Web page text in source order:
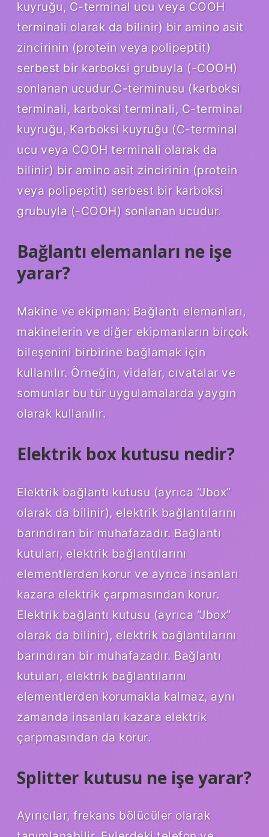
kuyruğu, C-terminal ucu veya COOH
terminali olarak da bilinir) bir amino asit
zincirinin (protein veya polipeptit)
serbest bir karboksi grubuyla (-COOH)
sonlanan ucudur.C-terminusu (karboksi
terminali, karboksi terminali, C-terminal
kuyruğu, Karboksi kuyruğu (C-terminal
ucu veya COOH terminali olarak da
bilinir) bir amino asit zincirinin (protein
veya polipeptit) serbest bir karboksi
grubuyla (-COOH) sonlanan ucudur.
Bağlantı elemanları ne işe
yarar?
Makine ve ekipman: Bağlantı elemanları,
makinelerin ve diğer ekipmanların birçok
bileşenini birbirine bağlamak için
kullanılır. Örneğin, vidalar, cıvatalar ve
somunlar bu tür uygulamalarda yaygın
olarak kullanılır.
Elektrik box kutusu nedir?
Elektrik bağlantı kutusu (ayrıca “Jbox”
olarak da bilinir), elektrik bağlantılarını
barındıran bir muhafazadır. Bağlantı
kutuları, elektrik bağlantılarını
elementlerden korur ve ayrıca insanları
kazara elektrik çarpmasından korur.
Elektrik bağlantı kutusu (ayrıca “Jbox”
olarak da bilinir), elektrik bağlantılarını
barındıran bir muhafazadır. Bağlantı
kutuları, elektrik bağlantılarını
elementlerden korumakla kalmaz, aynı
zamanda insanları kazara elektrik
çarpmasından da korur.
Splitter kutusu ne işe yarar?
Ayırıcılar, frekans bölücüler olarak